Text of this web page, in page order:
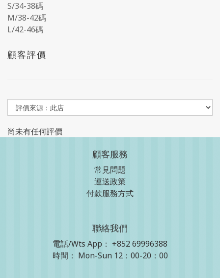
S/34-38碼
M/38-42碼
L/42-46碼
顧客評價
尚未有任何評價
顧客服務
常見問題
運送政策
付款服務方式
聯絡我們
電話/Wts App： +852 69996388
時間： Mon-Sun 12：00-20：00